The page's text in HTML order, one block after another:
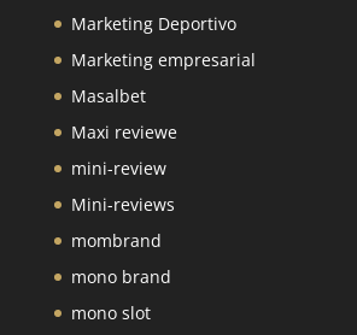
Marketing Deportivo
Marketing empresarial
Masalbet
Maxi reviewe
mini-review
Mini-reviews
mombrand
mono brand
mono slot